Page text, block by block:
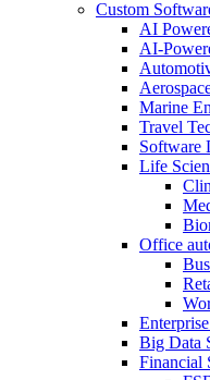
Custom
AI
AI-
Marine
Travel
Software
Life
Office
Big Data
Financial